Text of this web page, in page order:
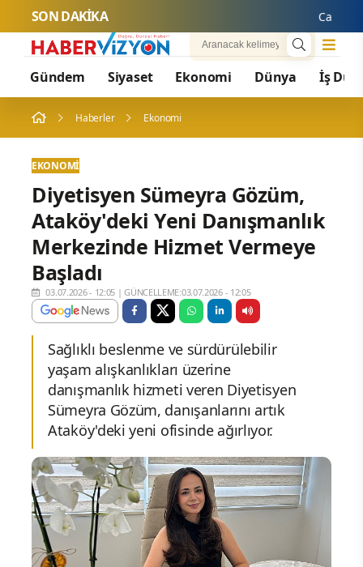
SON DAKİKA Cansever
Gündem Siyaset Ekonomi Dünya İş
Haberler Ekonomi
EKONOMI
Diyetisyen Sümeyra Gözüm,
Ataköy'deki Yeni Danışmanlık
Merkezinde Hizmet Vermeye
Başladı
03.07.2026 - 12:05 |GÜNCELLEME:03.07.2026 - 12:05
Sağlıklı beslenme ve sürdürülebilir
yaşam alışkanlıkları üzerine
danışmanlık hizmeti veren Diyetisyen
Sümeyra Gözüm, danışanlarını artık
Ataköy'deki yeni ofisinde ağırlıyor.